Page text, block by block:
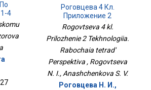
4
Роговцева 4 Кл.
Приложение 2
Технология. Рабочая
Тетрадь Перспектива
Rogovtseva 4 kl.
Prilozhenie 2 Tekhnologiia.
Rabochaia tetrad'
Perspektiva , Rogovtseva
N. I., Anashchenkova S. V.
Роговцева Н. И.,